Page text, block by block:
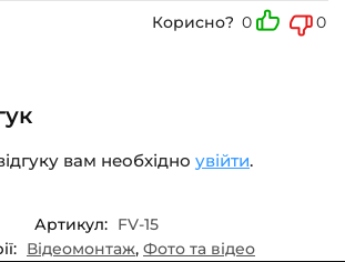
Корисно? 0 0
вам необхідно увійти.
Артикул: FV-15
Відеомонтаж, Фото та відео